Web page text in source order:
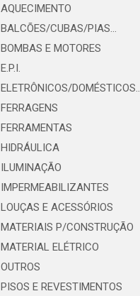
AQUECIMENTO
BALCÕES/CUBAS/PIAS...
BOMBAS E MOTORES
E.P.I.
ELETRÔNICOS/DOMÉSTICOS..
FERRAGENS
FERRAMENTAS
HIDRÁULICA
ILUMINAÇÃO
IMPERMEABILIZANTES
LOUÇAS E ACESSÓRIOS
MATERIAIS P/CONSTRUÇÃO
MATERIAL ELÉTRICO
OUTROS
PISOS E REVESTIMENTOS